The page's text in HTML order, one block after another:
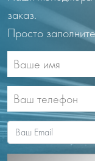
заказ.
Просто